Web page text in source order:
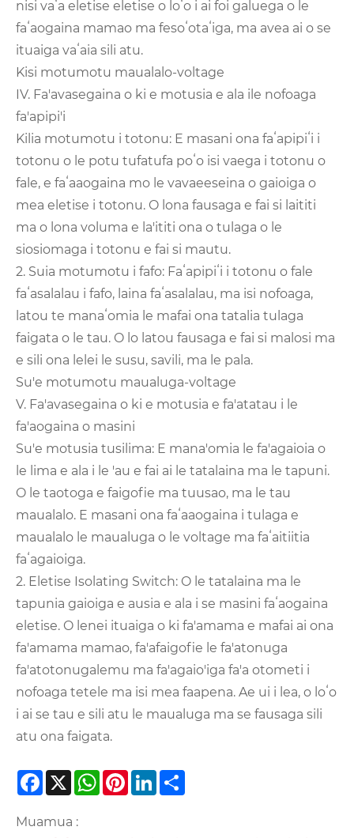
nisi vaʻa eletise eletise o loʻo i ai foi galuega o le
faʻaogaina mamao ma fesoʻotaʻiga, ma avea ai o se
ituaiga vaʻaia sili atu.
Kisi motumotu maualalo-voltage
IV. Fa'avasegaina o ki e motusia e ala ile nofoaga
fa'apipi'i
Kilia motumotu i totonu: E masani ona faʻapipiʻi i
totonu o le potu tufatufa poʻo isi vaega i totonu o
fale, e faʻaaogaina mo le vavaeeseina o gaioiga o
mea eletise i totonu. O lona fausaga e fai si laititi
ma o lona voluma e la'ititi ona o tulaga o le
siosiomaga i totonu e fai si mautu.
2. Suia motumotu i fafo: Faʻapipiʻi i totonu o fale
faʻasalalau i fafo, laina faʻasalalau, ma isi nofoaga,
latou te manaʻomia le mafai ona tatalia tulaga
faigata o le tau. O lo latou fausaga e fai si malosi ma
e sili ona lelei le susu, savili, ma le pala.
Su'e motumotu maualuga-voltage
V. Fa'avasegaina o ki e motusia e fa'atatau i le
fa'aogaina o masini
Su'e motusia tusilima: E mana'omia le fa'agaioia o
le lima e ala i le 'au e fai ai le tatalaina ma le tapuni.
O le taotoga e faigofie ma tuusao, ma le tau
maualalo. E masani ona faʻaaogaina i tulaga e
maualalo le maualuga o le voltage ma faʻaitiitia
faʻagaioiga.
2. Eletise Isolating Switch: O le tatalaina ma le
tapunia gaioiga e ausia e ala i se masini faʻaogaina
eletise. O lenei ituaiga o ki fa'amama e mafai ai ona
fa'amama mamao, fa'afaigofie le fa'atonuga
fa'atotonugalemu ma fa'agaio'iga fa'a otometi i
nofoaga tetele ma isi mea faapena. Ae ui i lea, o loʻo
i ai se tau e sili atu le maualuga ma se fausaga sili
atu ona faigata.
Facebook
X WhatsApp
PinterestLinkedIn
Muamua :